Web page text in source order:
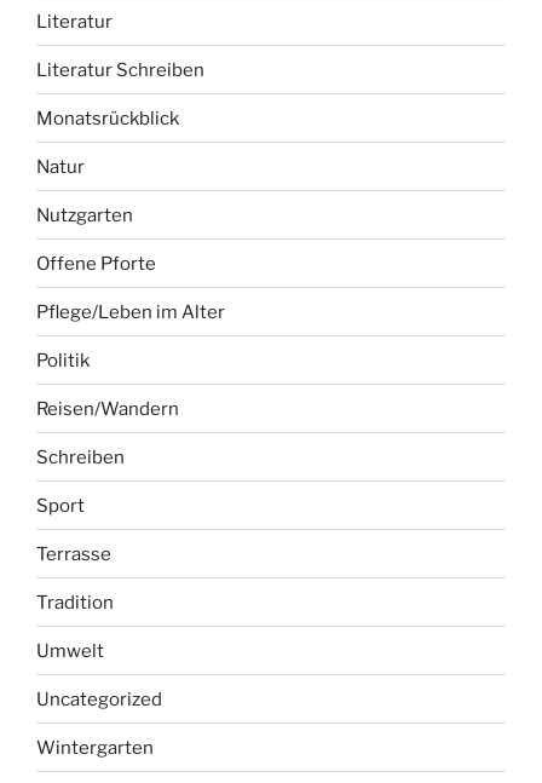
Literatur
Literatur Schreiben
Monatsrückblick
Natur
Nutzgarten
Offene Pforte
Pflege/Leben im Alter
Politik
Reisen/Wandern
Schreiben
Sport
Terrasse
Tradition
Umwelt
Uncategorized
Wintergarten